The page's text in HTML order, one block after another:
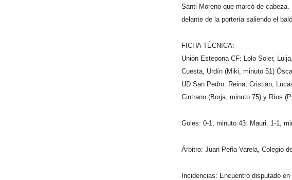
Santi Moreno que marcó de
delante de la portería saliendo el
FICHA TÉCNICA:
Unión Estepona CF: Lolo Soler,
Cuesta, Urdín (Miki, minuto 51)
UD San Pedro: Reina, Cristian,
Cintrano (Borja, minuto 75) y Ríos
Goles: 0-1, minuto 43: Mauri. 1-1,
Árbitro: Juan Peña Varela, Colegio
Incidencias: Encuentro disputado